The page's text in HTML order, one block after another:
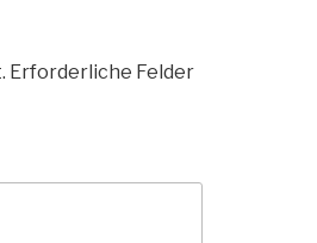
Erforderliche Felder